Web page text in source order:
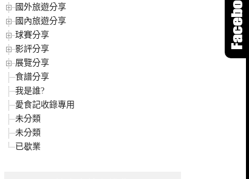
國外旅遊分享
國內旅遊分享
球賽分享
影評分享
展覽分享
食譜分享
我是誰?
愛食記收錄專用
未分類
未分類
已歇業